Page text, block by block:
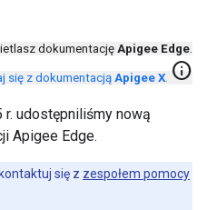
dokumentacjęApigee Edge.
się z dokumentacją Apigee X. info
udostępniliśmy nową
Apigee Edge.
się z zespołem pomocy